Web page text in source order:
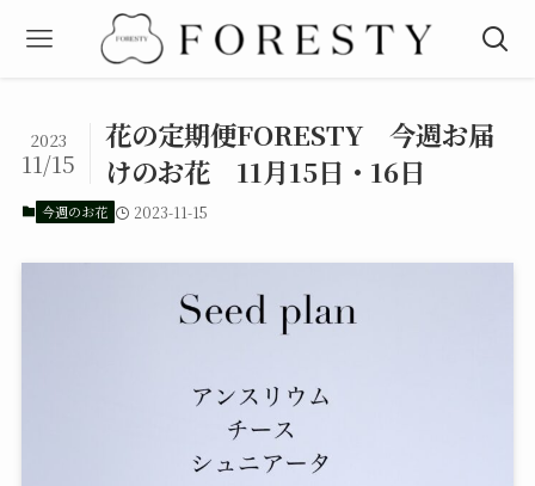
花の定期便FORESTY 今週お届
けのお花 11月15日・16日
2023
11/15
今週のお花 2023-11-15